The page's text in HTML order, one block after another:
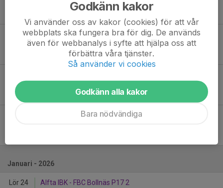
Alfta Sporthall
Sön 7
11:45
FBC Bollnäs P17 - Alfta IBK
OilQuick Arena
12:10
Alfta IBK - FBC Bollnäs P17 2
Januari - 2026
Lör 24
Alfta IBK - FBC Bollnäs P17 2
Godkänn kakor
Vi använder oss av kakor (cookies) för att vår
webbplats ska fungera bra för dig. De används
även för webbanalys i syfte att hjälpa oss att
förbättra våra tjänster.
Så använder vi cookies
Godkänn alla kakor
Bara nödvändiga